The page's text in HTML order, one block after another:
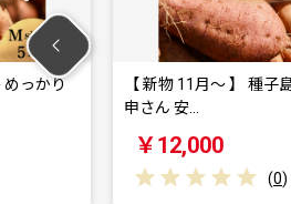
物 11月～ 】 種子島 めっかり
令